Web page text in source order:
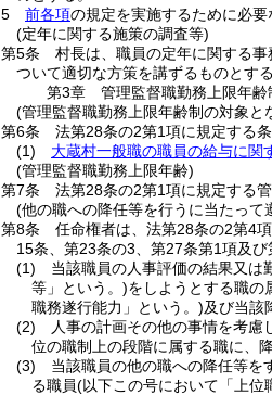
5
前各項の規定を実施するために必要
(定年に関する施策の調査等)
第5条
村長は、職員の定年に関する
ついて適切な方策を講ずるものとする
第3章
管理監督職勤務上限年齢
(管理監督職勤務上限年齢制の対象と
第6条
法第28条の2第1項に規定する
(1)
大蔵村一般職の職員の給与に関
(管理監督職勤務上限年齢)
第7条
法第28条の2第1項に規定する
(他の職への降任等を行うに当たって
第8条
任命権者は、法第28条の2第4
15条、第23条の3、第27条第1項及
(1)
当該職員の人事評価の結果又は
等」という。)をしようとする職の
職務遂行能力」という。)及び当該
(2)
人事の計画その他の事情を考
位の職制上の段階に属する職に、
(3)
当該職員の他の職への降任等を
る職員(以下この号において「上位